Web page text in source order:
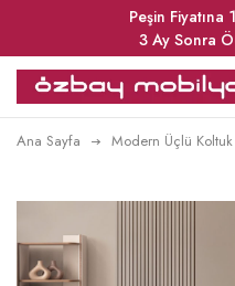
Peşin Fiyatına
3 Ay Sonra
Ana Sayfa Modern Üçlü Koltuk